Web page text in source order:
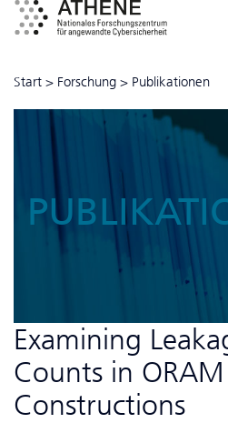
Start > Forschung > Publikationen
Examining
Counts in ORAM
Constructions